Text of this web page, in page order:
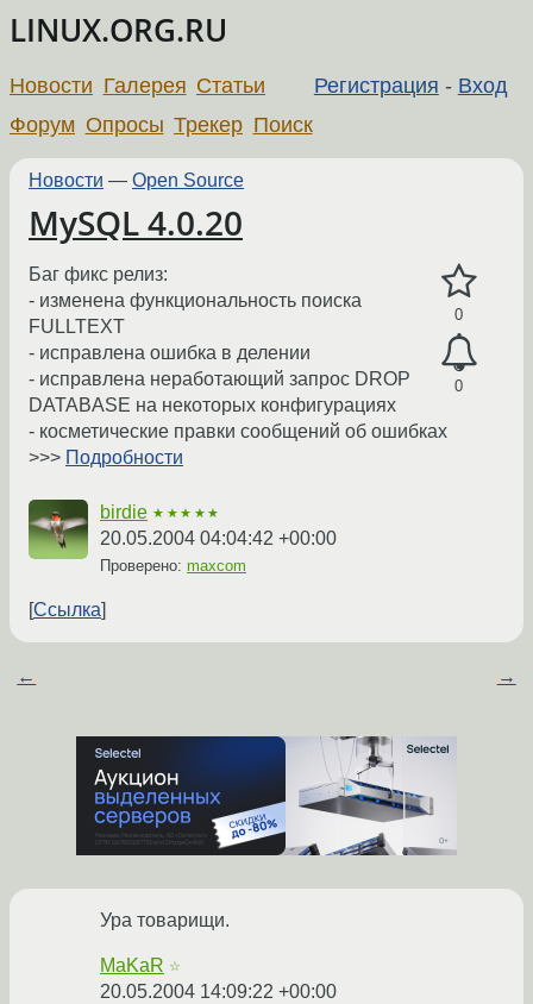
LINUX.ORG.RU
Регистрация - Вход
Новости Галерея Статьи
Форум Опросы Трекер Поиск
Новости — Open Source
MySQL 4.0.20
0
0
Баг фикс релиз:
- изменена функциональность поиска
FULLTEXT
- исправлена ошибка в делении
- исправлена неработающий запрос DROP
DATABASE на некоторых конфигурациях
- косметические правки сообщений об ошибках
>>> Подробности
birdie ★★★★★
20.05.2004 04:04:42 +00:00
Проверено: maxcom
Ссылка
← →
Ура товарищи.
MaKaR ☆
20.05.2004 14:09:22 +00:00